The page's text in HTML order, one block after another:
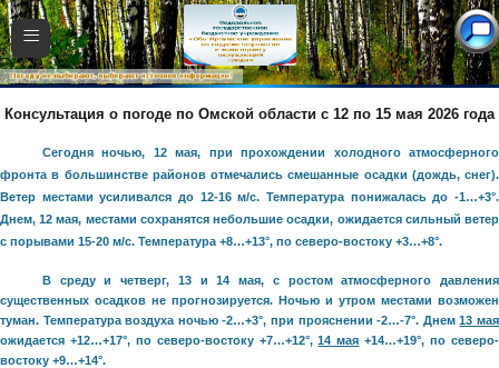
Консультация о погоде по Омской области с 12 по 15 мая 2026 года
Сегодня ночью, 12 мая, при прохождении холодного атмосферного
фронта в большинстве районов отмечались смешанные осадки (дождь, снег).
Ветер местами усиливался до 12-16 м/с. Температура понижалась до -1…+3°.
Днем, 12 мая, местами сохранятся небольшие осадки, ожидается сильный ветер
с порывами 15-20 м/с. Температура +8…+13°, по северо-востоку +3…+8°.
В среду и четверг, 13 и 14 мая, с ростом атмосферного давления
существенных осадков не прогнозируется. Ночью и утром местами возможен
туман. Температура воздуха ночью -2…+3°, при прояснении -2…-7°. Днем13 мая
ожидается +12…+17°, по северо-востоку +7…+12°,14 мая +14…+19°, по северо-
востоку +9…+14°.
≡